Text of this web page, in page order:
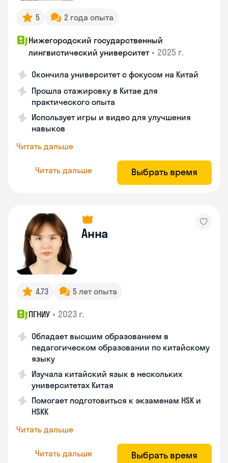
5 2 года опыта
Нижегородский государственный
лингвистический университет • 2025 г.
Окончила университет с фокусом на Китай
Прошла стажировку в Китае для
практического опыта
Использует игры и видео для улучшения
навыков
Читать дальше
Читать дальше Выбрать время
Анна
4.73 5 лет опыта
ПГНИУ • 2023 г.
Обладает высшим образованием в
педагогическом образовании по китайскому
языку
Изучала китайский язык в нескольких
университетах Китая
Помогает подготовиться к экзаменам HSK и
HSKK
Читать дальше
Читать дальше Выбрать время